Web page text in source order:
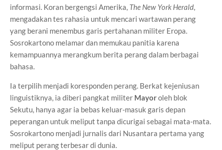
informasi. Koran bergengsi Amerika, The New York Herald,
mengadakan tes rahasia untuk mencari wartawan perang
yang berani menembus garis pertahanan militer Eropa.
Sosrokartono melamar dan memukau panitia karena
kemampuannya merangkum berita perang dalam berbagai
bahasa.
Ia terpilih menjadi koresponden perang. Berkat kejeniusan
linguistiknya, ia diberi pangkat militer Mayoroleh blok
Sekutu, hanya agar ia bebas keluar-masuk garis depan
peperangan untuk meliput tanpa dicurigai sebagai mata-mata.
Sosrokartono menjadi jurnalis dari Nusantara pertama yang
meliput perang terbesar di dunia.